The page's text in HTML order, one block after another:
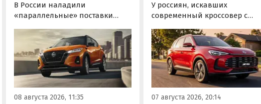
В России наладили
«параллельные» поставки
Nissan Kicks, которые
официально продаются в
Китае, США, на Ближнем
Востоке и в Юго-Восточной
Азии. В основном к нам
попадают машины китайской
сборки, стоящие на одном из
08 августа 2026, 11:35
У россиян, искавших
современный кроссовер с
доступной цене, теперь есть
еще один вариант с
рынка — MG ZS. В Китае он
стоит от 900 000 рублей по
текущему курсу, а в РФ с
всех расходов за него нужно
отдать минимум 1 500 000
07 августа 2026, 20:14